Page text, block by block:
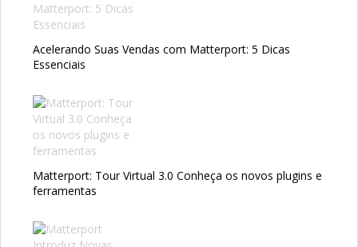
Acelerando Suas Vendas com Matterport: 5 Dicas
Essenciais
Matterport: Tour Virtual 3.0 Conheça os novos plugins e
ferramentas